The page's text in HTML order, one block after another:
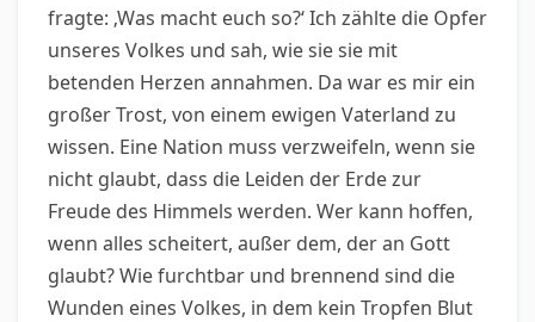
fragte: ‚Was macht euch so?‘ Ich zählte die Opfer
unseres Volkes und sah, wie sie sie mit
betenden Herzen annahmen. Da war es mir ein
großer Trost, von einem ewigen Vaterland zu
wissen. Eine Nation muss verzweifeln, wenn sie
nicht glaubt, dass die Leiden der Erde zur
Freude des Himmels werden. Wer kann hoffen,
wenn alles scheitert, außer dem, der an Gott
glaubt? Wie furchtbar und brennend sind die
Wunden eines Volkes, in dem kein Tropfen Blut